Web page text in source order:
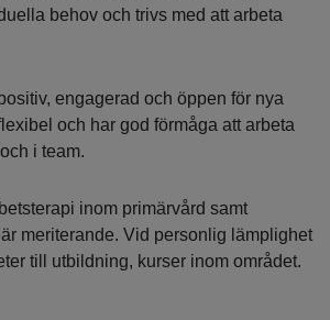
behov och trivs med att arbeta
engagerad och öppen för nya
och har god förmåga att arbeta
i team.
inom primärvård samt
meriterande. Vid personlig lämplighet
till utbildning, kurser inom området.